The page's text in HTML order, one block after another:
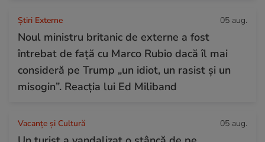
Știri Externe 05 aug.
Noul ministru britanic de externe a fost
întrebat de față cu Marco Rubio dacă îl mai
consideră pe Trump „un idiot, un rasist și un
misogin”. Reacția lui Ed Miliband
Vacanțe și Cultură 05 aug.